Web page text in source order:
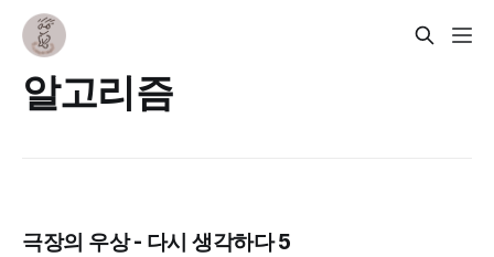
알고리즘
극장의 우상 - 다시 생각하다 5